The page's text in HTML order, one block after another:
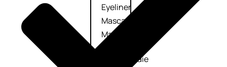
Eyeliner
Mascara
Matita
occhi
Antiocchiaie